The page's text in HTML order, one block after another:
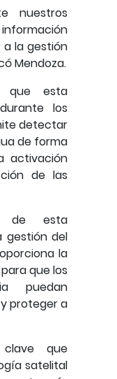
nuestros
la gestión
Mendoza.
que esta
los
detectar
de forma
activación
de las
de esta
gestión del
la
que los
puedan
proteger a
que
satelital